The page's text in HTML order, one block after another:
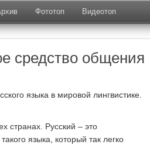
Фототоп Видеотоп
средство общения
языка в мировой лингвистике.
странах. Русский – это
языка, который так легко